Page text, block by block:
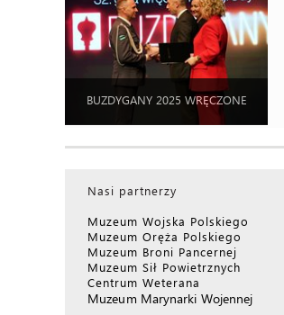
BUZDYGANY 2025 WRĘCZONE
Nasi partnerzy
Muzeum Wojska Polskiego
Muzeum Oręża Polskiego
Muzeum Broni Pancernej
Muzeum Sił Powietrznych
Centrum Weterana
Muzeum Marynarki Wojennej